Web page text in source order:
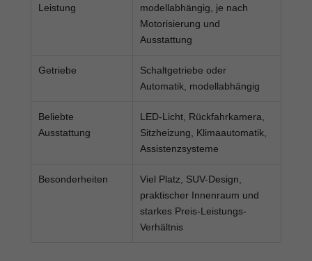
Leistung
modellabhängig, je nach
Motorisierung und
Ausstattung
Getriebe
Schaltgetriebe oder
Automatik, modellabhängig
Beliebte
Ausstattung
LED-Licht, Rückfahrkamera,
Sitzheizung, Klimaautomatik,
Assistenzsysteme
Besonderheiten
Viel Platz, SUV-Design,
praktischer Innenraum und
starkes Preis-Leistungs-
Verhältnis